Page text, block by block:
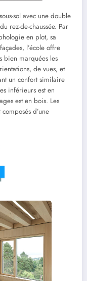
sol avec une double
rez-de-chaussée. Par
en plot, sa
l’école offre
bien marquées les
de vues, et
un confort similaire
inférieurs est en
est en bois. Les
d’une